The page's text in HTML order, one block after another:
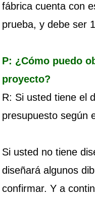
fábrica cuenta con
prueba, y debe ser
P: ¿Cómo puedo
proyecto?
R: Si usted tiene el
presupuesto según
Si usted no tiene
diseñará algunos
confirmar. Y a